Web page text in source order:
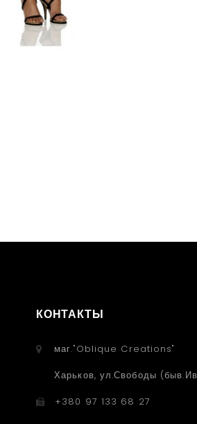
КОНТАКТЫ
маг."Oblique Creations"
Харьков, ул.Свободы
+380 97 133 68 27